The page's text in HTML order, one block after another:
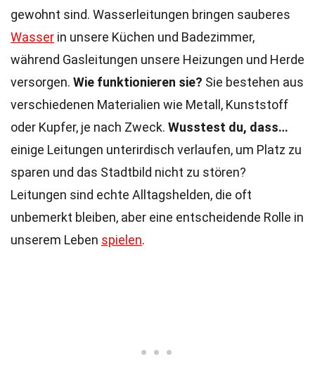
gewohnt sind. Wasserleitungen bringen sauberes
Wasser in unsere Küchen und Badezimmer,
während Gasleitungen unsere Heizungen und Herde
versorgen. Wie funktionieren sie? Sie bestehen aus
verschiedenen Materialien wie Metall, Kunststoff
oder Kupfer, je nach Zweck. Wusstest du, dass…
einige Leitungen unterirdisch verlaufen, um Platz zu
sparen und das Stadtbild nicht zu stören?
Leitungen sind echte Alltagshelden, die oft
unbemerkt bleiben, aber eine entscheidende Rolle in
unserem Leben spielen.